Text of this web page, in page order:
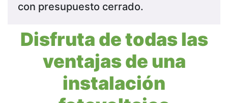
con presupuesto cerrado.
Disfruta de todas las
ventajas de una
instalación